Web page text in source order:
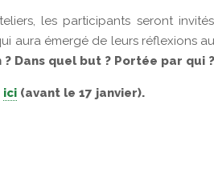
les participants seront
aura émergé de leurs réflexions
Dans quel but ? Portée par qui
ici (avant le 17 janvier).